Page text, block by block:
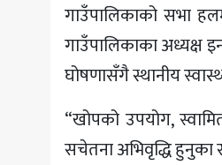
गाउँपालिकाको सभा
गाउँपालिकाका अध्यक्ष
घोषणासँगै स्थानीय
“खोपको उपयोग,
सचेतना अभिवृद्धि